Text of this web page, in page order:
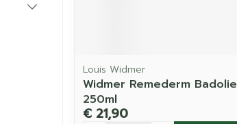
Louis Widmer
Widmer Remederm Badolie
250ml
€ 21,90